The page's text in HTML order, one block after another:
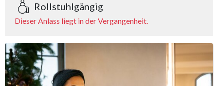
Rollstuhlgängig
Dieser Anlass liegt in der Vergangenheit.